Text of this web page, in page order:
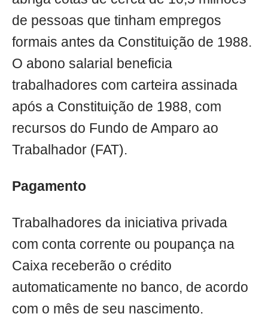
de pessoas que tinham empregos
formais antes da Constituição de 1988.
O abono salarial beneficia
trabalhadores com carteira assinada
após a Constituição de 1988, com
recursos do Fundo de Amparo ao
Trabalhador (FAT).
Pagamento
Trabalhadores da iniciativa privada
com conta corrente ou poupança na
Caixa receberão o crédito
automaticamente no banco, de acordo
com o mês de seu nascimento.